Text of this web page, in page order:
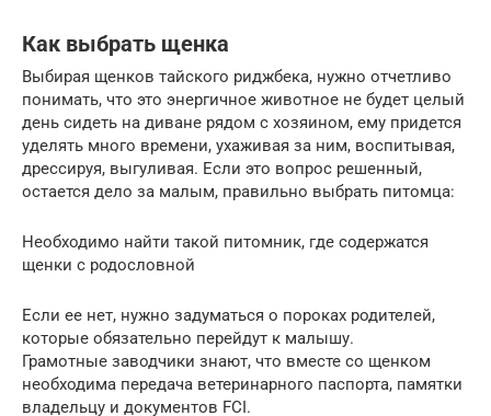
Как выбрать щенка
Выбирая щенков тайского риджбека, нужно отчетливо
понимать, что это энергичное животное не будет целый
день сидеть на диване рядом с хозяином, ему придется
уделять много времени, ухаживая за ним, воспитывая,
дрессируя, выгуливая. Если это вопрос решенный,
остается дело за малым, правильно выбрать питомца:
Необходимо найти такой питомник, где содержатся
щенки с родословной
Если ее нет, нужно задуматься о пороках родителей,
которые обязательно перейдут к малышу.
Грамотные заводчики знают, что вместе со щенком
необходима передача ветеринарного паспорта, памятки
владельцу и документов FCI.